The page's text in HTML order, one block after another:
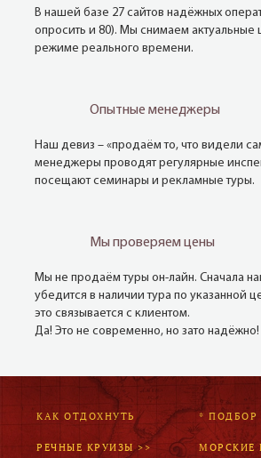
В нашей базе 27 сайтов надёжных
опросить и 80). Мы снимаем актуальные
режиме реального времени.
Опытные менеджеры
Наш девиз – «продаём то, что видели
менеджеры проводят регулярные
посещают семинары и рекламные туры.
Мы проверяем цены
Мы не продаём туры он-лайн. Сначала
убедится в наличии тура по указанной
это связывается с клиентом.
Да! Это не современно, но зато надёжно!
КАК ОТДОХНУТЬ * ПОДБОР
РЕЧНЫЕ КРУИЗЫ >> МОРСКИЕ